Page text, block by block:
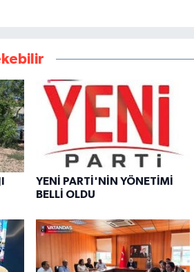
YENİ PARTİ'NİN YÖNETİMİ
BELLİ OLDU